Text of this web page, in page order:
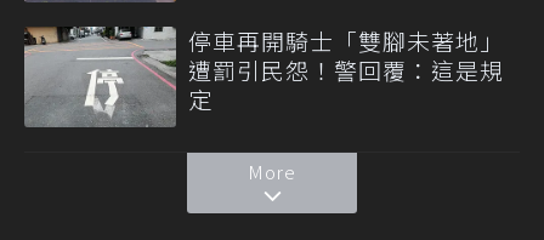
停車再開騎士「雙腳未著地」
遭罰引民怨！警回覆：這是規
定
More